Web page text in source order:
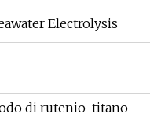
di rutenio-titano